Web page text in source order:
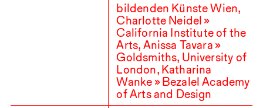
bildenden Künste Wien,
Charlotte Neidel »
California Institute of the
Arts, Anissa Tavara »
Goldsmiths, University of
London, Katharina
Wanke » Bezalel Academy
of Arts and Design